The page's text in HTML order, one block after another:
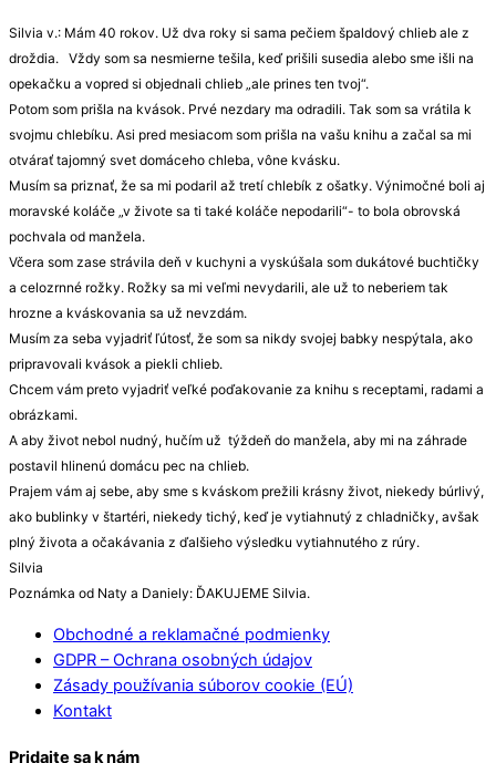
Silvia v.: Mám 40 rokov. Už dva roky si sama pečiem špaldový chlieb ale z
droždia. Vždy som sa nesmierne tešila, keď prišili susedia alebo sme išli na
opekačku a vopred si objednali chlieb „ale prines ten tvoj“.
Potom som prišla na kvások. Prvé nezdary ma odradili. Tak som sa vrátila k
svojmu chlebíku. Asi pred mesiacom som prišla na vašu knihu a začal sa mi
otvárať tajomný svet domáceho chleba, vône kvásku.
Musím sa priznať, že sa mi podaril až tretí chlebík z ošatky. Výnimočné boli aj
moravské koláče „v živote sa ti také koláče nepodarili“- to bola obrovská
pochvala od manžela.
Včera som zase strávila deň v kuchyni a vyskúšala som dukátové buchtičky
a celozrnné rožky. Rožky sa mi veľmi nevydarili, ale už to neberiem tak
hrozne a kváskovania sa už nevzdám.
Musím za seba vyjadriť ľútosť, že som sa nikdy svojej babky nespýtala, ako
pripravovali kvások a piekli chlieb.
Chcem vám preto vyjadriť veľké poďakovanie za knihu s receptami, radami a
obrázkami.
A aby život nebol nudný, hučím už týždeň do manžela, aby mi na záhrade
postavil hlinenú domácu pec na chlieb.
Prajem vám aj sebe, aby sme s kváskom prežili krásny život, niekedy búrlivý,
ako bublinky v štartéri, niekedy tichý, keď je vytiahnutý z chladničky, avšak
plný života a očakávania z ďalšieho výsledku vytiahnutého z rúry.
Silvia
Poznámka od Naty a Daniely: ĎAKUJEME Silvia.
Obchodné a reklamačné podmienky
GDPR – Ochrana osobných údajov
Zásady používania súborov cookie (EÚ)
Kontakt
Pridajte sa k nám